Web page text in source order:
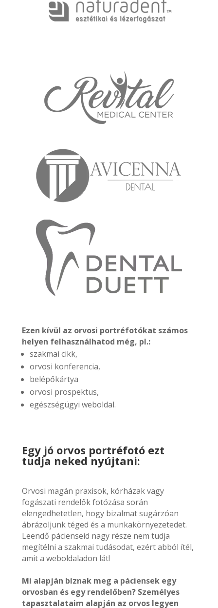
Ezen kívül az orvosi portréfotókat számos
helyen felhasználhatod még, pl.:
szakmai cikk,
orvosi konferencia,
belépőkártya
orvosi prospektus,
egészségügyi weboldal.
Egy jó orvos portréfotó ezt
tudja neked nyújtani:
Orvosi magán praxisok, kórházak vagy
fogászati rendelők fotózása során
elengedhetetlen, hogy bizalmat sugárzóan
ábrázoljunk téged és a munkakörnyezetedet.
Leendő pácienseid nagy része nem tudja
megítélni a szakmai tudásodat, ezért abból ítél,
amit a weboldaladon lát!
Mi alapján bíznak meg a páciensek egy
orvosban és egy rendelőben? Személyes
tapasztalataim alapján az orvos legyen